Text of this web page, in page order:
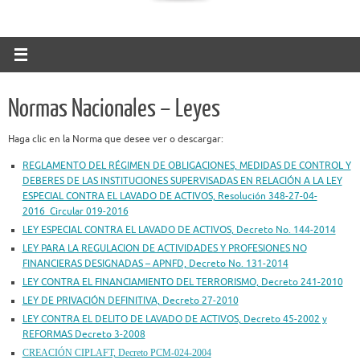
Normas Nacionales – Leyes
Haga clic en la Norma que desee ver o descargar:
REGLAMENTO DEL RÉGIMEN DE OBLIGACIONES, MEDIDAS DE CONTROL Y
DEBERES DE LAS INSTITUCIONES SUPERVISADAS EN RELACIÓN A LA LEY
ESPECIAL CONTRA EL LAVADO DE ACTIVOS, Resolución 348-27-04-
2016_Circular 019-2016
LEY ESPECIAL CONTRA EL LAVADO DE ACTIVOS, Decreto No. 144-2014
LEY PARA LA REGULACION DE ACTIVIDADES Y PROFESIONES NO
FINANCIERAS DESIGNADAS – APNFD, Decreto No. 131-2014
LEY CONTRA EL FINANCIAMIENTO DEL TERRORISMO, Decreto 241-2010
LEY DE PRIVACIÓN DEFINITIVA, Decreto 27-2010
LEY CONTRA EL DELITO DE LAVADO DE ACTIVOS, Decreto 45-2002 y
REFORMAS Decreto 3-2008
CREACIÓN CIPLAFT, Decreto PCM-024-2004